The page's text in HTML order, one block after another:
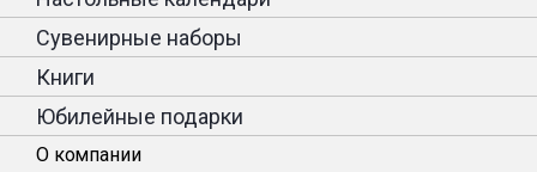
Сувенирные наборы
Книги
Юбилейные подарки
О компании